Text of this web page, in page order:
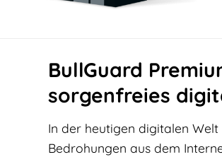
BullGuard
sorgenfreies
In der heutigen digitalen
Bedrohungen aus dem